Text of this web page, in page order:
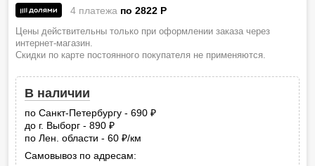
4 платежа по 2822 P
Цены действительны только при оформлении заказа через
интернет-магазин.
Скидки по карте постоянного покупателя не применяются.
В наличии
по Санкт-Петербургу - 690
до г. Выборг - 890
по Лен. области - 60
руб.
/км
Самовывоз по адресам: